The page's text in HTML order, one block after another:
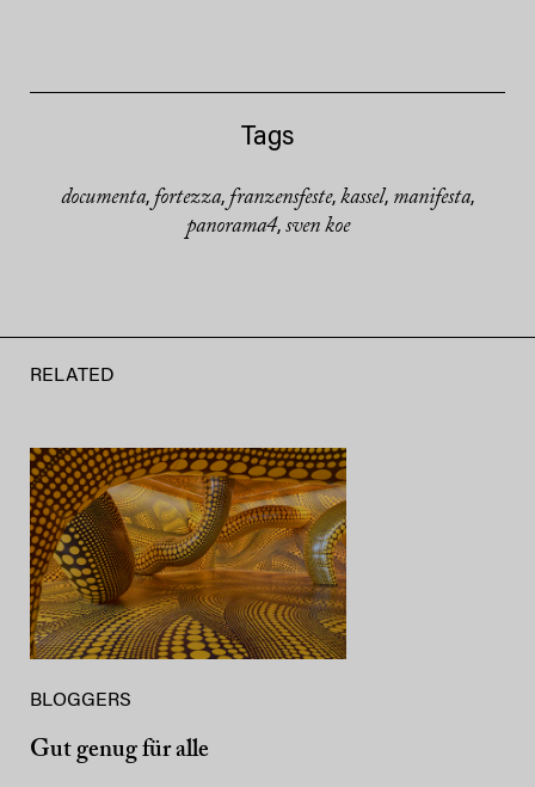
Tags
documenta, fortezza, franzensfeste, kassel, manifesta,
panorama4, sven koe
RELATED
BLOGGERS
Gut genug für alle